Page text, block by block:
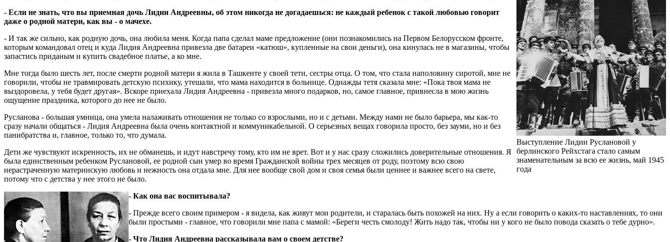
Выступление Лидии Руслановой у
берлинского Рейхстага стало самым
знаменательным за всю ее жизнь, май 1945
года
- Если не знать, что вы приемная дочь Лидии Андреевны, об этом никогда не догадаешься: не каждый ребенок с такой любовью говорит
даже о родной матери, как вы - о мачехе.
- И так же сильно, как родную дочь, она любила меня. Когда папа сделал маме предложение (они познакомились на Первом Белорусском фронте,
которым командовал отец и куда Лидия Андреевна привезла две батареи «катюш», купленные на свои деньги), она кинулась не в магазины, чтобы
запастись приданым и купить свадебное платье, а ко мне.
Мне тогда было шесть лет, после смерти родной матери я жила в Ташкенте у своей тети, сестры отца. О том, что стала наполовину сиротой, мне не
говорили, чтобы не травмировать детскую психику, утешали, что мама находится в больнице. Однажды тетя сказала мне: «Пока твоя мама не
выздоровела, у тебя будет другая». Вскоре приехала Лидия Андреевна - привезла много подарков, но, самое главное, привнесла в мою жизнь
ощущение праздника, которого до нее не было.
Русланова - большая умница, она умела налаживать отношения не только со взрослыми, но и с детьми. Между нами не было барьера, мы как-то
сразу начали общаться - Лидия Андреевна была очень контактной и коммуникабельной. О серьезных вещах говорила просто, без зауми, но и без
панибратства и, главное, только то, что думала.
Дети же чувствуют искренность, их не обманешь, и идут навстречу тому, кто им не врет. Вот и у нас сразу сложились доверительные отношения. Я
была единственным ребенком Руслановой, ее родной сын умер во время Гражданской войны трех месяцев от роду, поэтому всю свою
нерастраченную материнскую любовь и нежность она отдала мне. Для нее вообще свой дом и своя семья были ценнее и важнее всего на свете,
потому что с детства у нее этого не было.
- Как она вас воспитывала?
- Прежде всего своим примером - я видела, как живут мои родители, и старалась быть похожей на них. Ну а если говорить о каких-то наставлениях, то они
были простыми - главное, что говорили мне папа с мамой: «Береги честь смолоду! Жить надо так, чтобы ни у кого не было повода сказать о тебе дурно».
- Что Лидия Андреевна рассказывала вам о своем детстве?